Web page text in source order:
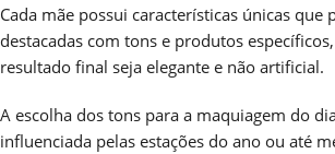
Cada mãe possui características únicas que
destacadas com tons e produtos
resultado final seja elegante e não artificial.
A escolha dos tons para a maquiagem do
influenciada pelas estações do ano ou até